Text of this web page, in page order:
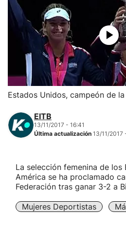
Baloncesto
Herri-kirolak
Balonmano
Kirolak 360
Carreras de montaña
Más deportes
Estados Unidos, campeón de
EITB
13/11/2017 - 16:41
Última actualización 13/11/2017
La selección femenina de los
América se ha proclamado
Federación tras ganar 3-2 a
Mujeres Deportistas